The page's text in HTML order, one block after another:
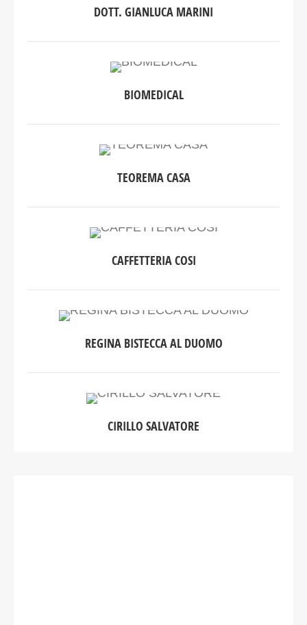
DOTT. GIANLUCA MARINI
BIOMEDICAL
TEOREMA CASA
CAFFETTERIA COSI
REGINA BISTECCA AL DUOMO
CIRILLO SALVATORE